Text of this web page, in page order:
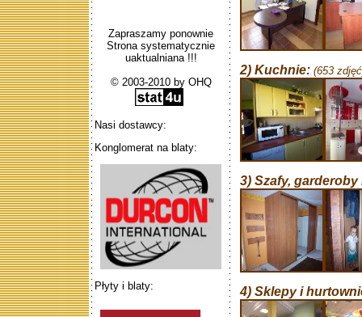
Zapraszamy ponownie
Strona systematycznie
uaktualniana !!!
© 2003-2010 by OHQ
Nasi dostawcy:
Konglomerat na blaty:
Płyty i blaty:
2) Kuchnie: (653
3) Szafy,
4) Sklepy i